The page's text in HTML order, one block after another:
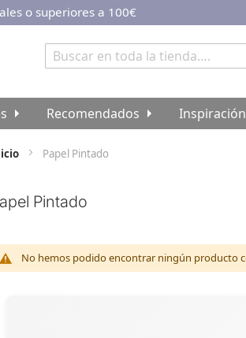
o superiores a 100€
Recomendados Inspiración
Papel Pintado
Pintado
No hemos podido encontrar ningún producto